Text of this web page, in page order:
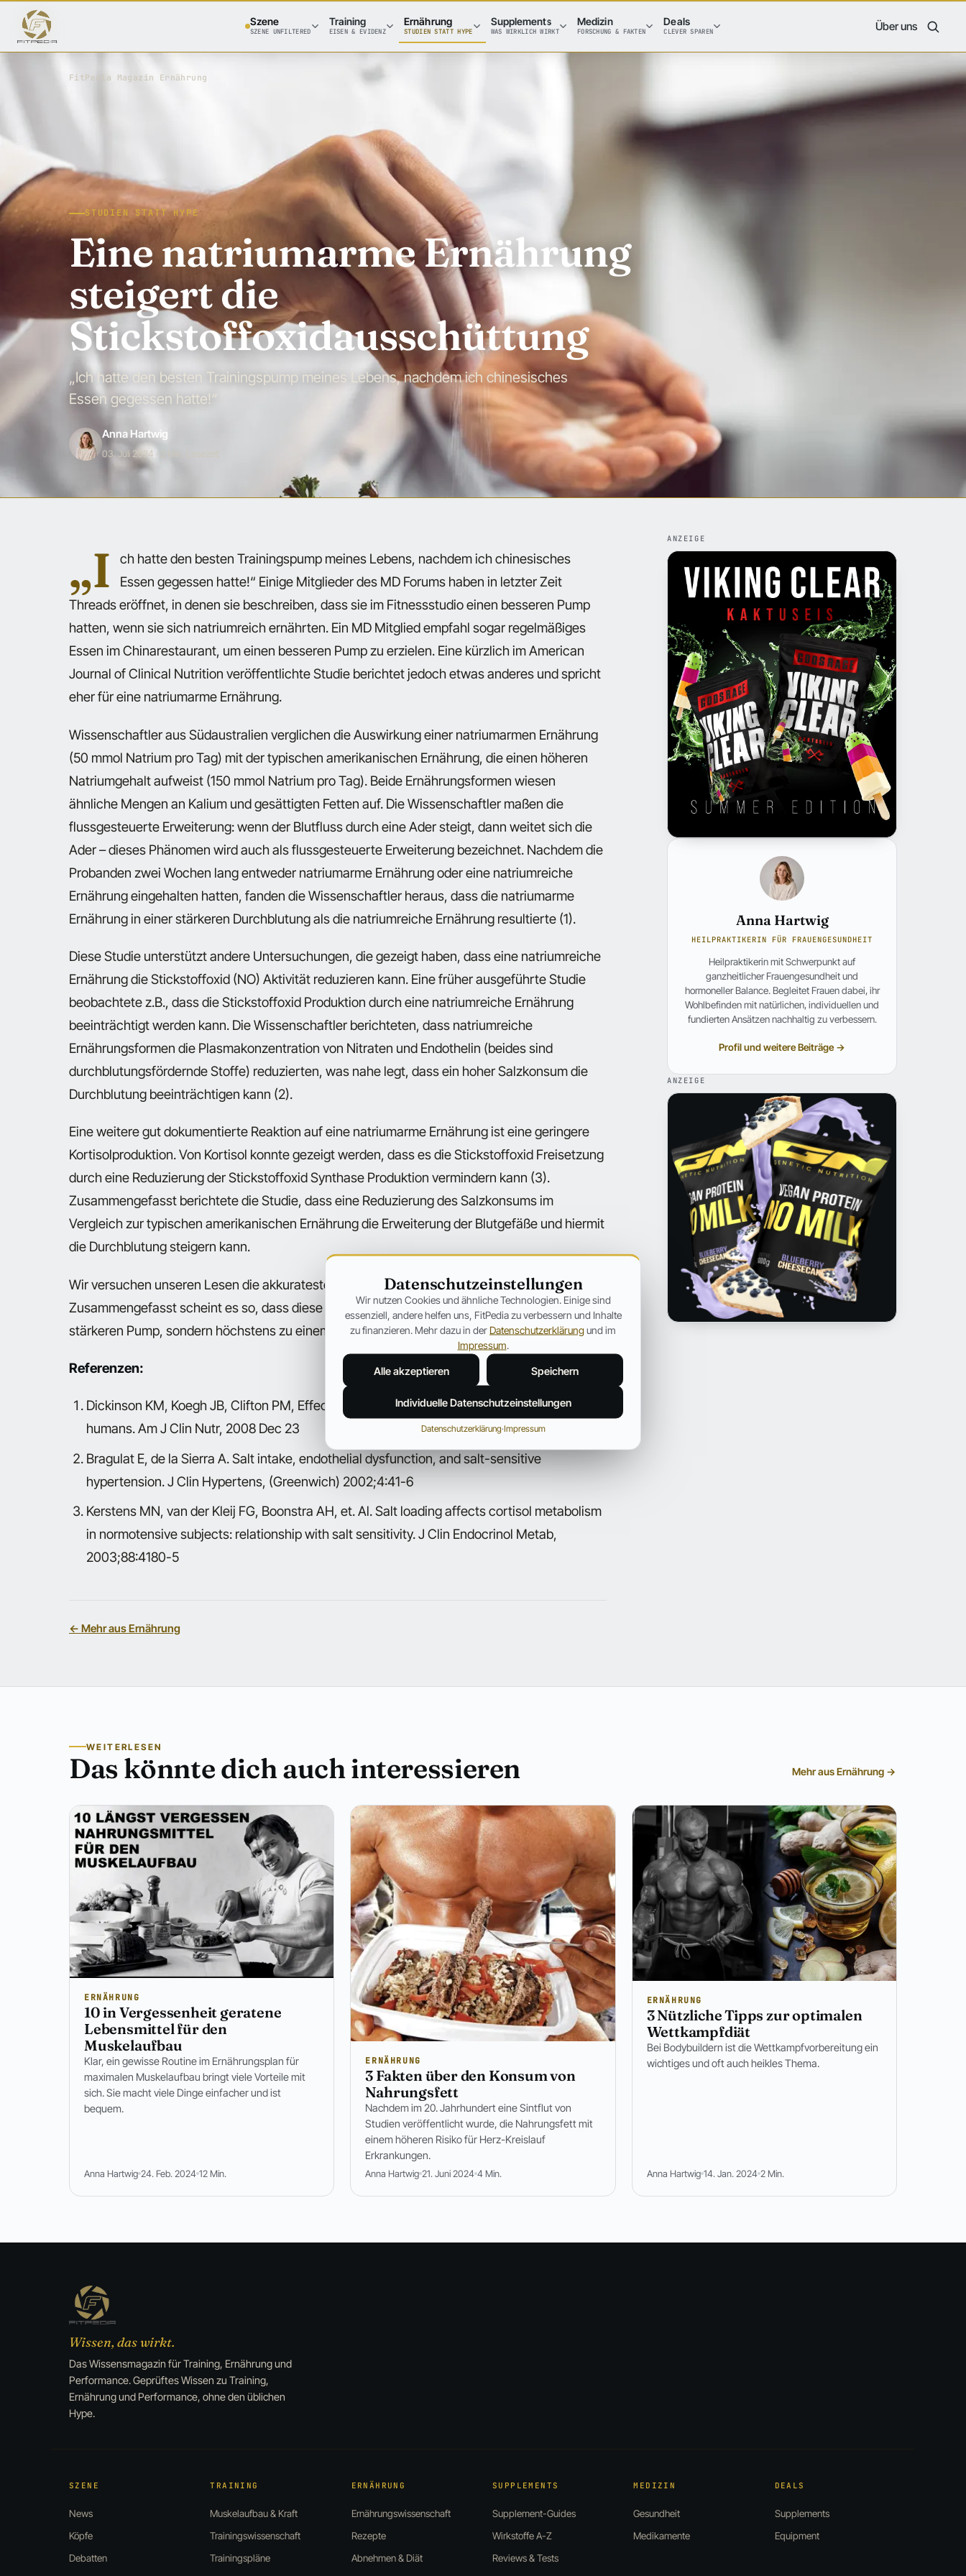
Szene
SZENE UNFILTERED
Training
EISEN & EVIDENZ
Ernährung
STUDIEN STATT HYPE
Supplements
WAS WIRKLICH WIRKT
Medizin
FORSCHUNG & FAKTEN
Deals
CLEVER SPAREN Über uns
FitPedia Magazin Ernährung
STUDIEN STATT HYPE
Eine natriumarme Ernährung
steigert die
Stickstoffoxidausschüttung
„Ich hatte den besten Trainingspump meines Lebens, nachdem ich chinesisches
Essen gegessen hatte!“
Anna Hartwig
03. Juli 2024 · 2 Min. Lesezeit
„I
ch hatte den besten Trainingspump meines Lebens, nachdem ich chinesisches
Essen gegessen hatte!“ Einige Mitglieder des MD Forums haben in letzter Zeit
Threads eröffnet, in denen sie beschreiben, dass sie im Fitnessstudio einen besseren Pump
hatten, wenn sie sich natriumreich ernährten. Ein MD Mitglied empfahl sogar regelmäßiges
Essen im Chinarestaurant, um einen besseren Pump zu erzielen. Eine kürzlich im American
Journal of Clinical Nutrition veröffentlichte Studie berichtet jedoch etwas anderes und spricht
eher für eine natriumarme Ernährung.
Wissenschaftler aus Südaustralien verglichen die Auswirkung einer natriumarmen Ernährung
(50 mmol Natrium pro Tag) mit der typischen amerikanischen Ernährung, die einen höheren
Natriumgehalt aufweist (150 mmol Natrium pro Tag). Beide Ernährungsformen wiesen
ähnliche Mengen an Kalium und gesättigten Fetten auf. Die Wissenschaftler maßen die
flussgesteuerte Erweiterung: wenn der Blutfluss durch eine Ader steigt, dann weitet sich die
Ader – dieses Phänomen wird auch als flussgesteuerte Erweiterung bezeichnet. Nachdem die
Probanden zwei Wochen lang entweder natriumarme Ernährung oder eine natriumreiche
Ernährung eingehalten hatten, fanden die Wissenschaftler heraus, dass die natriumarme
Ernährung in einer stärkeren Durchblutung als die natriumreiche Ernährung resultierte (1).
Diese Studie unterstützt andere Untersuchungen, die gezeigt haben, dass eine natriumreiche
Ernährung die Stickstoffoxid (NO) Aktivität reduzieren kann. Eine früher ausgeführte Studie
beobachtete z.B., dass die Stickstoffoxid Produktion durch eine natriumreiche Ernährung
beeinträchtigt werden kann. Die Wissenschaftler berichteten, dass natriumreiche
Ernährungsformen die Plasmakonzentration von Nitraten und Endothelin (beides sind
durchblutungsfördernde Stoffe) reduzierten, was nahe legt, dass ein hoher Salzkonsum die
Durchblutung beeinträchtigen kann (2).
Eine weitere gut dokumentierte Reaktion auf eine natriumarme Ernährung ist eine geringere
Kortisolproduktion. Von Kortisol konnte gezeigt werden, dass es die Stickstoffoxid Freisetzung
durch eine Reduzierung der Stickstoffoxid Synthase Produktion vermindern kann (3).
Zusammengefasst berichtete die Studie, dass eine Reduzierung des Salzkonsums im
Vergleich zur typischen amerikanischen Ernährung die Erweiterung der Blutgefäße und hiermit
die Durchblutung steigern kann.
Wir versuchen unseren Lesen die akkuratesten Informationen zur Verfügung zu stellen.
Zusammengefasst scheint es so, dass diese Besuche beim Chinabuffet nicht zu einem
stärkeren Pump, sondern höchstens zu einem dickeren Bauch führen könnten.
Referenzen:
Dickinson KM, Koegh JB, Clifton PM, Effects of a low-salt diet on flow-mediated dilation in
humans. Am J Clin Nutr, 2008 Dec 23
Bragulat E, de la Sierra A. Salt intake, endothelial dysfunction, and salt-sensitive
hypertension. J Clin Hypertens, (Greenwich) 2002;4:41-6
Kerstens MN, van der Kleij FG, Boonstra AH, et. Al. Salt loading affects cortisol metabolism
in normotensive subjects: relationship with salt sensitivity. J Clin Endocrinol Metab,
2003;88:4180-5
← Mehr aus Ernährung
ANZEIGE
Anna Hartwig
HEILPRAKTIKERIN FÜR FRAUENGESUNDHEIT
Heilpraktikerin mit Schwerpunkt auf
ganzheitlicher Frauengesundheit und
hormoneller Balance. Begleitet Frauen dabei, ihr
Wohlbefinden mit natürlichen, individuellen und
fundierten Ansätzen nachhaltig zu verbessern.
Profil und weitere Beiträge →
ANZEIGE
WEITERLESEN
Das könnte dich auch interessieren Mehr aus Ernährung →
ERNÄHRUNG
10 in Vergessenheit geratene
Lebensmittel für den
Muskelaufbau
Klar, ein gewisse Routine im Ernährungsplan für
maximalen Muskelaufbau bringt viele Vorteile mit
sich. Sie macht viele Dinge einfacher und ist
bequem.
Anna Hartwig 24. Feb. 2024 12 Min.
ERNÄHRUNG
3 Fakten über den Konsum von
Nahrungsfett
Nachdem im 20. Jahrhundert eine Sintflut von
Studien veröffentlicht wurde, die Nahrungsfett mit
einem höheren Risiko für Herz-Kreislauf
Erkrankungen.
Anna Hartwig 21. Juni 2024 4 Min.
ERNÄHRUNG
3 Nützliche Tipps zur optimalen
Wettkampfdiät
Bei Bodybuildern ist die Wettkampfvorbereitung ein
wichtiges und oft auch heikles Thema.
Anna Hartwig 14. Jan. 2024 2 Min.
Wissen, das wirkt.
Das Wissensmagazin für Training, Ernährung und
Performance. Geprüftes Wissen zu Training,
Ernährung und Performance, ohne den üblichen
Hype.
SZENE
News
Köpfe
Debatten
TRAINING
Muskelaufbau & Kraft
Trainingswissenschaft
Trainingspläne
ERNÄHRUNG
Ernährungswissenschaft
Rezepte
Abnehmen & Diät
SUPPLEMENTS
Supplement-Guides
Wirkstoffe A-Z
Reviews & Tests
MEDIZIN
Gesundheit
Medikamente
DEALS
Supplements
Equipment
Datenschutzeinstellungen
Wir nutzen Cookies und ähnliche Technologien. Einige sind
essenziell, andere helfen uns, FitPedia zu verbessern und Inhalte
zu finanzieren. Mehr dazu in der Datenschutzerklärungund im
Impressum.
Alle akzeptieren Speichern
Individuelle Datenschutzeinstellungen
Datenschutzerklärung·Impressum